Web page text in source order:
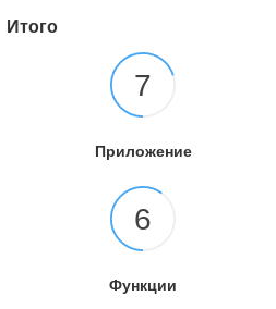
Итого
7
Приложение
6
Функции